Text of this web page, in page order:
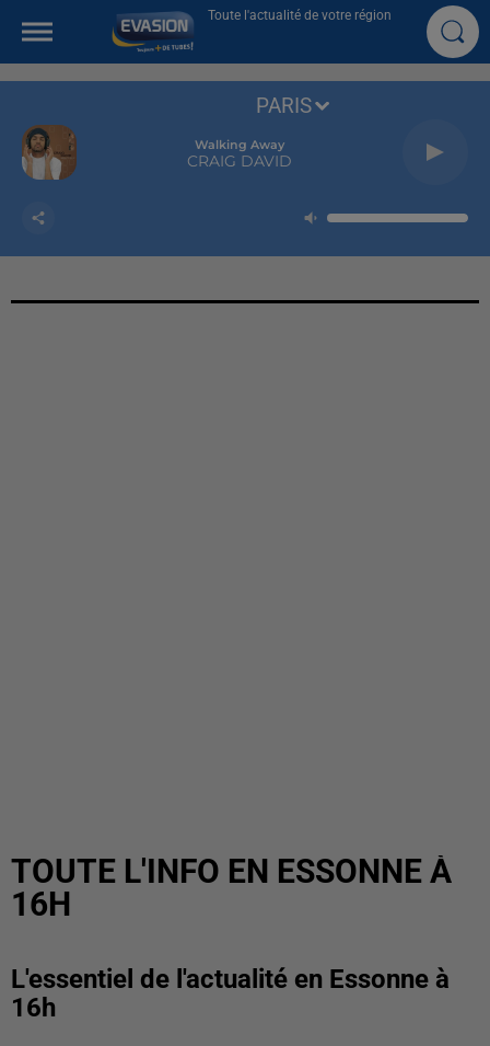
Toute l'actualité de votre région
Walking Away
CRAIG DAVID
PARIS
TOUTE L'INFO EN ESSONNE À
16H
L'essentiel de l'actualité en Essonne à
16h